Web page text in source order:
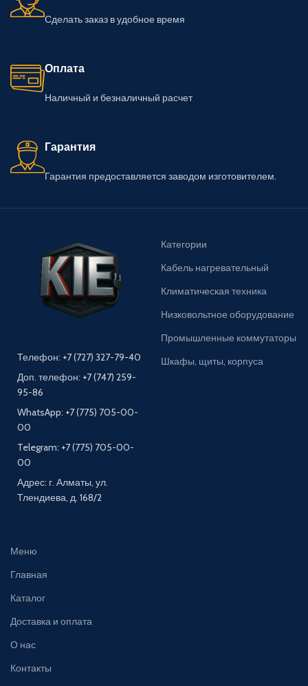
Сделать заказ в удобное время
Оплата
Наличный и безналичный расчет
Гарантия
Гарантия предоставляется заводом изготовителем.
Телефон: +7 (727) 327-79-40
Доп. телефон: +7 (747) 259-
95-86
WhatsApp: +7 (775) 705-00-
00
Telegram: +7 (775) 705-00-
00
Адрес: г. Алматы, ул.
Тлендиева, д. 168/2
Категории
Кабель нагревательный
Климатическая техника
Низковольтное оборудование
Промышленные коммутаторы
Шкафы, щиты, корпуса
Меню
Главная
Каталог
Доставка и оплата
О нас
Контакты